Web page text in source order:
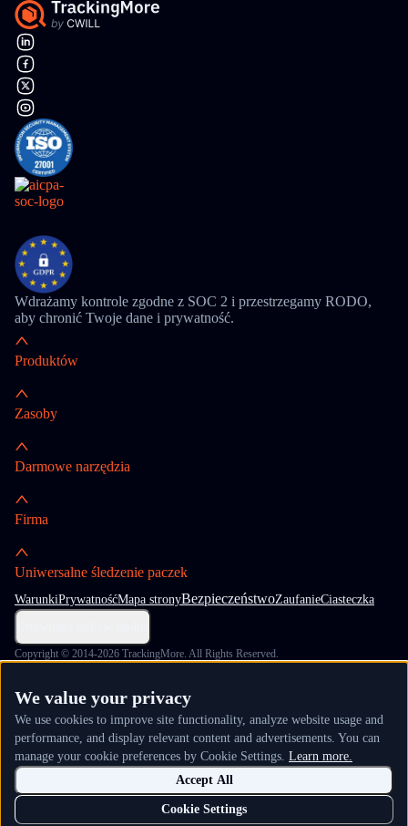
Wdrażamy kontrole zgodne z SOC 2 i przestrzegamy RODO,
aby chronić Twoje dane i prywatność.
Produktów
Zasoby
Darmowe narzędzia
Firma
Uniwersalne śledzenie paczek
WarunkiPrywatnośćMapa stronyBezpieczeństwoZaufanieCiasteczka
Copyright © 2014-2026 TrackingMore. All Rights Reserved.
We value your privacy
We use cookies to improve site functionality, analyze website usage and
performance, and display relevant content and advertisements. You can
manage your cookie preferences by Cookie Settings. Learn more.
Cookie Settings
Accept All